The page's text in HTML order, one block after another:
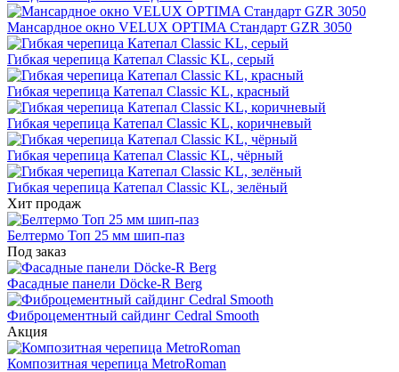
Мансардное окно VELUX OPTIMA Стандарт GZR 3050
Гибкая черепица Катепал Classic KL, серый
Гибкая черепица Катепал Classic KL, красный
Гибкая черепица Катепал Classic KL, коричневый
Гибкая черепица Катепал Classic KL, чёрный
Гибкая черепица Катепал Classic KL, зелёный
Хит продаж
Белтермо Топ 25 мм шип-паз
Под заказ
Фасадные панели Döcke-R Berg
Фиброцементный сайдинг Cedral Smooth
Акция
Композитная черепица MetroRoman